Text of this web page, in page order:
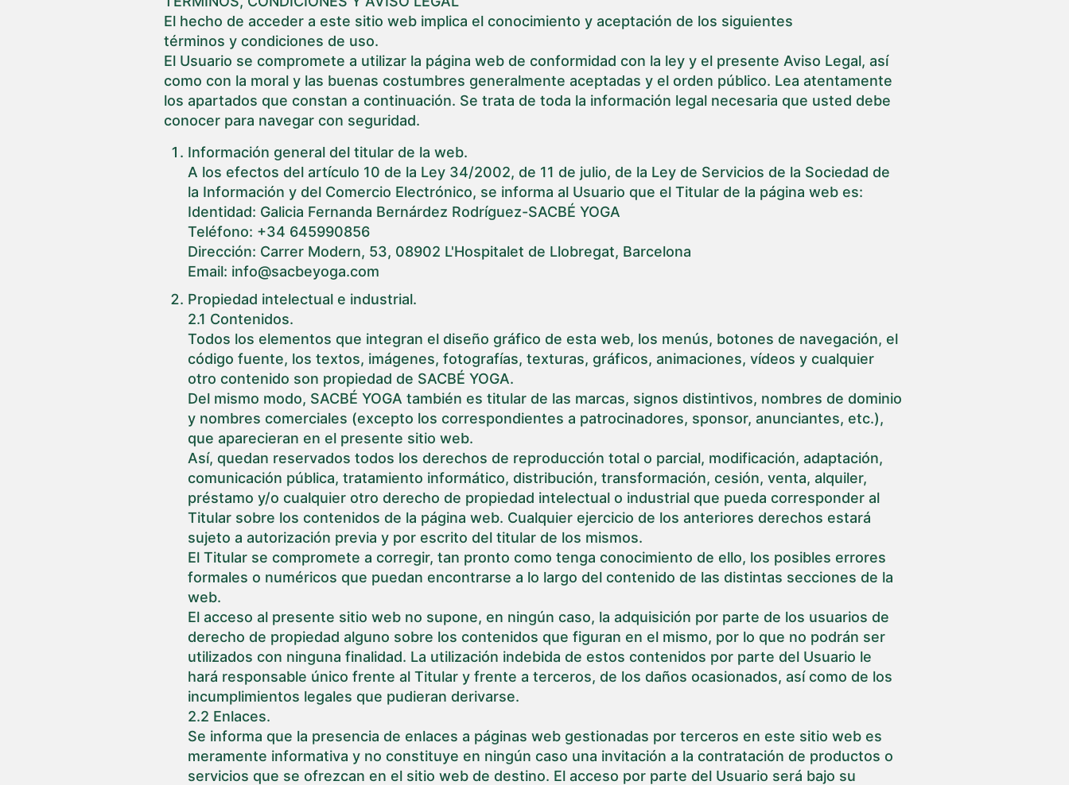
El hecho de acceder a este sitio web implica el conocimiento y aceptación de los siguientes
términos y condiciones de uso.
El Usuario se compromete a utilizar la página web de conformidad con la ley y el presente Aviso Legal, así
como con la moral y las buenas costumbres generalmente aceptadas y el orden público. Lea atentamente
los apartados que constan a continuación. Se trata de toda la información legal necesaria que usted debe
conocer para navegar con seguridad.
Información general del titular de la web.
A los efectos del artículo 10 de la Ley 34/2002, de 11 de julio, de la Ley de Servicios de la Sociedad de
la Información y del Comercio Electrónico, se informa al Usuario que el Titular de la página web es:
Identidad: Galicia Fernanda Bernárdez Rodríguez-SACBÉ YOGA
Teléfono: +34 645990856
Dirección: Carrer Modern, 53, 08902 L'Hospitalet de Llobregat, Barcelona
Email: info@sacbeyoga.com
Propiedad intelectual e industrial.
2.1 Contenidos.
Todos los elementos que integran el diseño gráfico de esta web, los menús, botones de navegación, el
código fuente, los textos, imágenes, fotografías, texturas, gráficos, animaciones, vídeos y cualquier
otro contenido son propiedad de SACBÉ YOGA.
Del mismo modo, SACBÉ YOGA también es titular de las marcas, signos distintivos, nombres de dominio
y nombres comerciales (excepto los correspondientes a patrocinadores, sponsor, anunciantes, etc.),
que aparecieran en el presente sitio web.
Así, quedan reservados todos los derechos de reproducción total o parcial, modificación, adaptación,
comunicación pública, tratamiento informático, distribución, transformación, cesión, venta, alquiler,
préstamo y/o cualquier otro derecho de propiedad intelectual o industrial que pueda corresponder al
Titular sobre los contenidos de la página web. Cualquier ejercicio de los anteriores derechos estará
sujeto a autorización previa y por escrito del titular de los mismos.
El Titular se compromete a corregir, tan pronto como tenga conocimiento de ello, los posibles errores
formales o numéricos que puedan encontrarse a lo largo del contenido de las distintas secciones de la
web.
El acceso al presente sitio web no supone, en ningún caso, la adquisición por parte de los usuarios de
derecho de propiedad alguno sobre los contenidos que figuran en el mismo, por lo que no podrán ser
utilizados con ninguna finalidad. La utilización indebida de estos contenidos por parte del Usuario le
hará responsable único frente al Titular y frente a terceros, de los daños ocasionados, así como de los
incumplimientos legales que pudieran derivarse.
2.2 Enlaces.
Se informa que la presencia de enlaces a páginas web gestionadas por terceros en este sitio web es
meramente informativa y no constituye en ningún caso una invitación a la contratación de productos o
servicios que se ofrezcan en el sitio web de destino. El acceso por parte del Usuario será bajo su